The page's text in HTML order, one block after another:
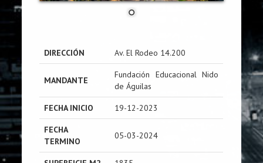
DIRECCIÓN Av. El Rodeo 14.200
MANDANTE
Fundación Educacional Nido
de Águilas
FECHA INICIO 19-12-2023
FECHA
TERMINO
05-03-2024